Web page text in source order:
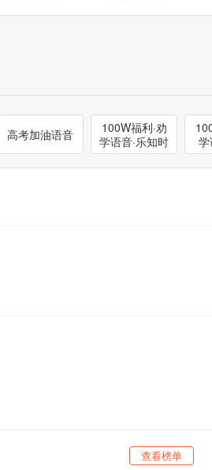
高考加油语音
100W福利·劝
学语音·乐知时
学
查看榜单